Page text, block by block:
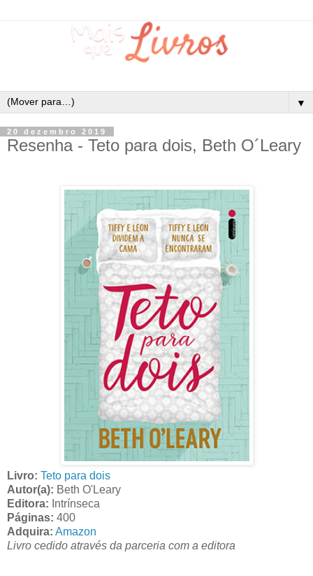
▼
20 dezembro 2019
Resenha - Teto para dois, Beth O´Leary
Livro: Teto para dois
Autor(a): Beth O'Leary
Editora: Intrínseca
Páginas: 400
Adquira: Amazon
Livro cedido através da parceria com a editora